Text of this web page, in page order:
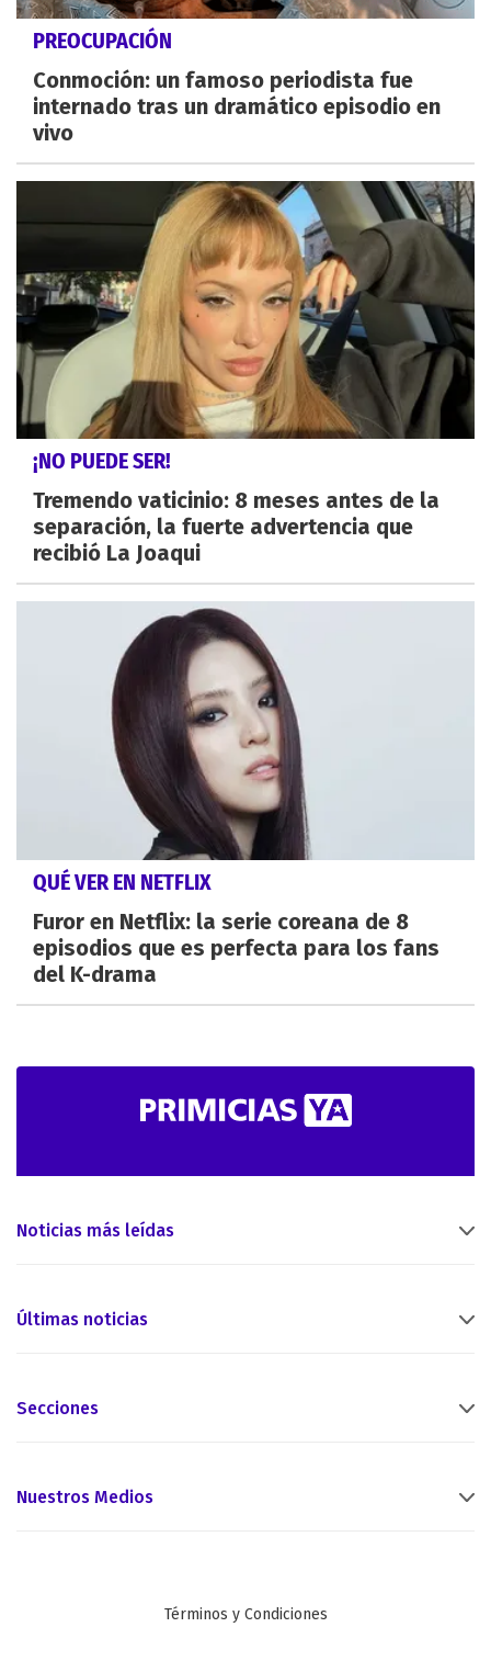
PREOCUPACIÓN
Conmoción: un famoso periodista fue
internado tras un dramático episodio en
vivo
¡NO PUEDE SER!
Tremendo vaticinio: 8 meses antes de la
separación, la fuerte advertencia que
recibió La Joaqui
QUÉ VER EN NETFLIX
Furor en Netflix: la serie coreana de 8
episodios que es perfecta para los fans
del K-drama
Noticias más leídas
Últimas noticias
Secciones
Nuestros Medios
Términos y Condiciones